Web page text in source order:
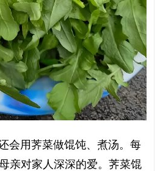
用荠菜做馄饨、煮汤。每
亲对家人深深的爱。荠菜馄